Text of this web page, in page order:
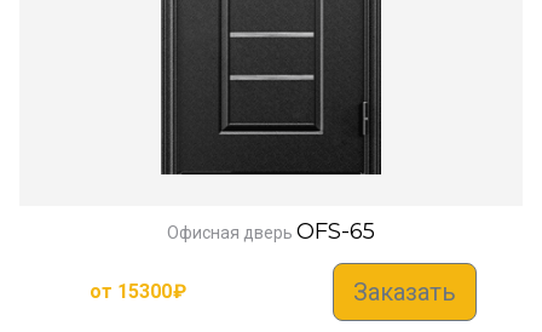
Офисная дверь OFS-65
от 15300₽ Заказать